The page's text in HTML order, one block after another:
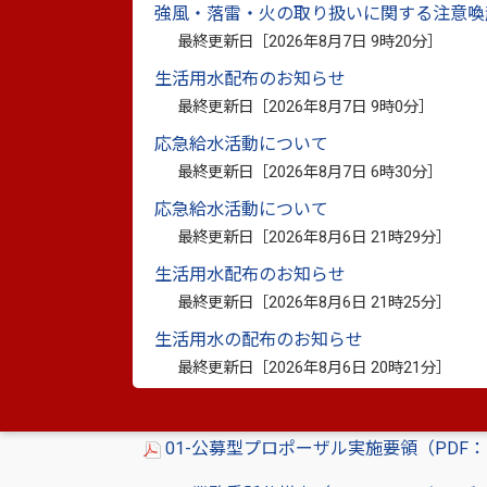
強風・落雷・火の取り扱いに関する注意
最終更新日［2026年8月7日 9時20分
生活用水配布のお知らせ
最終更新日［2026年8月7日 9時0分
応急給水活動について
最終更新日［2026年8月7日 6時30分
応急給水活動について
最終更新日［2026年8月6日 21時29分
生活用水配布のお知らせ
最終更新日［2026年8月6日 21時25分
生活用水の配布のお知らせ
最終更新日［2026年8月6日 20時21分
2 プロポーザル実施スケジュール※予定
（1）公募開始 令和8年2月24日（火
（2）質問受付の締切 令和8年3月 2日（
Pで公開
（4）結果通知等 令和8年3月27日（金
01-公募型プロポーザル実施要領（PDF